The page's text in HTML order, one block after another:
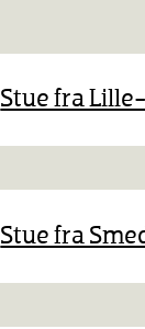
Stue fra
Stue fra